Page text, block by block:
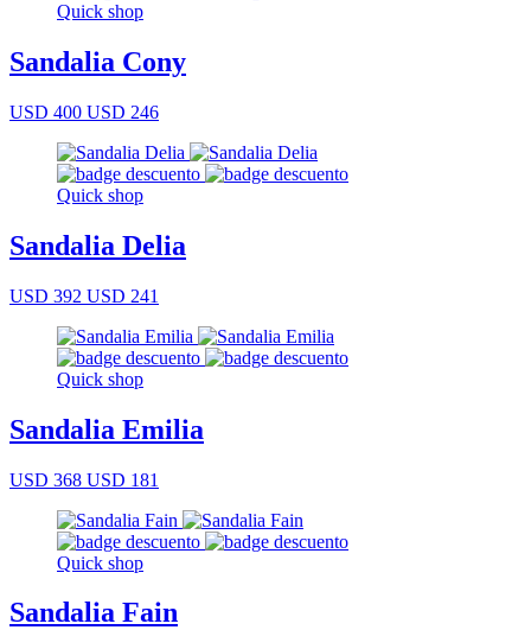
Quick shop
Sandalia Cony
USD 400 USD 246
Quick shop
Sandalia Delia
USD 392 USD 241
Quick shop
Sandalia Emilia
USD 368 USD 181
Quick shop
Sandalia Fain